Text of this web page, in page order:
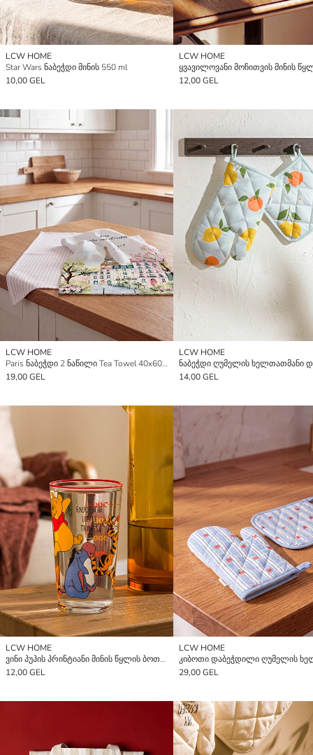
LCW HOME
Star Wars ნაბეჭდი მინის 550 ml
10,00 GEL
LCW HOME
12,00 GEL
LCW HOME
Paris ნაბეჭდი 2 ნაწილი Tea Towel 40x60 სმ
19,00 GEL
LCW HOME
14,00 GEL
LCW HOME
ვინი პუჰის პრინტიანი მინის წყლის ბოთლი 500 მლ
12,00 GEL
LCW HOME
29,00 GEL